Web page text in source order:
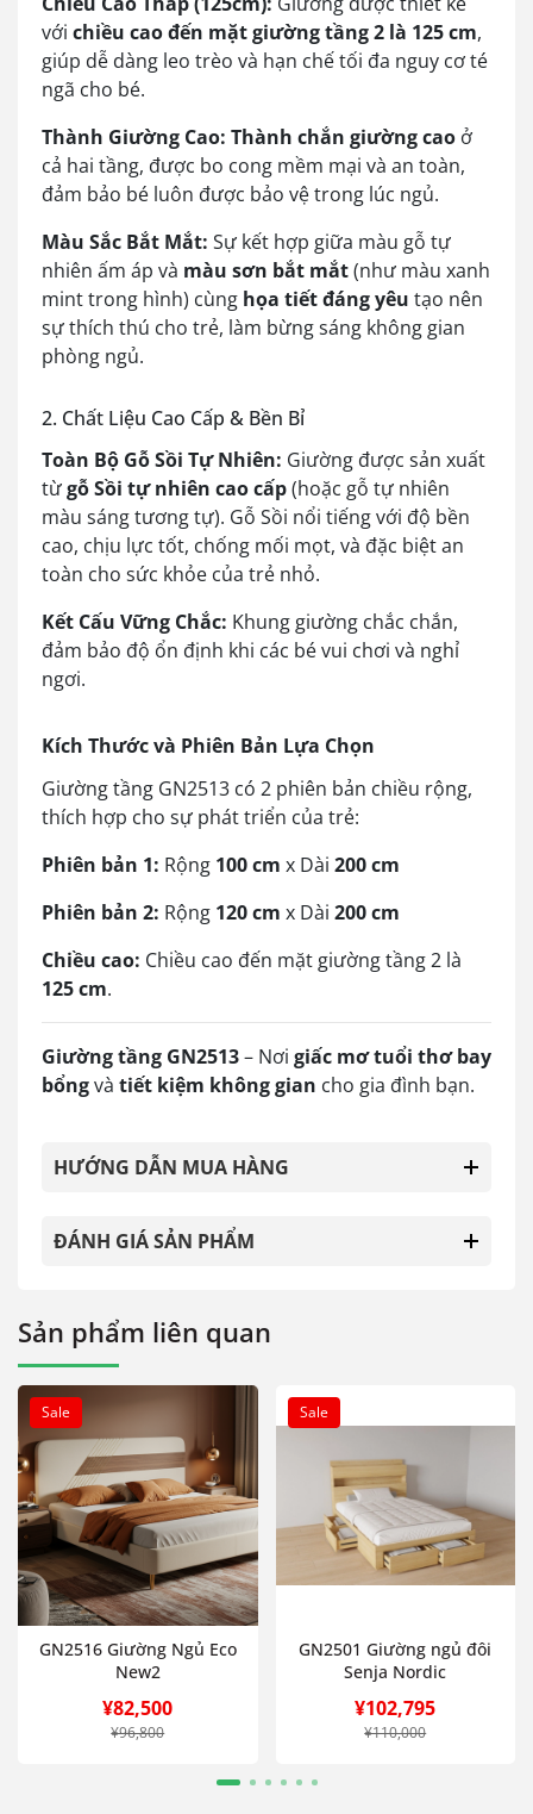
với chiều cao đến mặt giường tầng 2 là 125 cm,
giúp dễ dàng leo trèo và hạn chế tối đa nguy cơ té
ngã cho bé.
Thành Giường Cao: Thành chắn giường cao ở
cả hai tầng, được bo cong mềm mại và an toàn,
đảm bảo bé luôn được bảo vệ trong lúc ngủ.
Màu Sắc Bắt Mắt: Sự kết hợp giữa màu gỗ tự
nhiên ấm áp và màu sơn bắt mắt(như màu xanh
mint trong hình) cùng họa tiết đáng yêu tạo nên
sự thích thú cho trẻ, làm bừng sáng không gian
phòng ngủ.
2. Chất Liệu Cao Cấp & Bền Bỉ
Toàn Bộ Gỗ Sồi Tự Nhiên: Giường được sản xuất
từgỗ Sồi tự nhiên cao cấp(hoặc gỗ tự nhiên
màu sáng tương tự). Gỗ Sồi nổi tiếng với độ bền
cao, chịu lực tốt, chống mối mọt, và đặc biệt an
toàn cho sức khỏe của trẻ nhỏ.
Kết Cấu Vững Chắc: Khung giường chắc chắn,
đảm bảo độ ổn định khi các bé vui chơi và nghỉ
ngơi.
Kích Thước và Phiên Bản Lựa Chọn
Giường tầng GN2513 có 2 phiên bản chiều rộng,
thích hợp cho sự phát triển của trẻ:
Phiên bản 1: Rộng 100 cm x Dài 200 cm
Phiên bản 2: Rộng 120 cm x Dài 200 cm
Chiều cao: Chiều cao đến mặt giường tầng 2 là
125 cm.
Giường tầng GN2513– Nơi giấc mơ tuổi thơ bay
bổngvà tiết kiệm không gian cho gia đình bạn.
HƯỚNG DẪN MUA HÀNG
ĐÁNH GIÁ SẢN PHẨM
Sản phẩm liên quan
Sale
GN2516 Giường Ngủ Eco
New2
¥82,500
¥96,800
Sale
GN2501 Giường ngủ đôi
Senja Nordic
¥102,795
¥110,000